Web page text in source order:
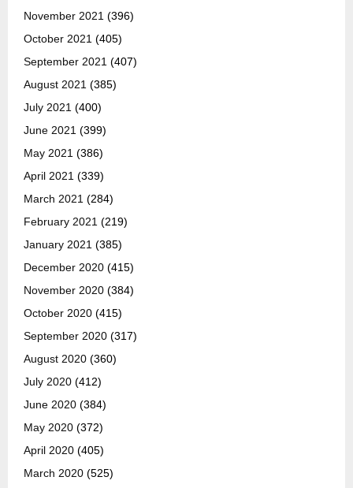
November 2021 (396)
October 2021 (405)
September 2021 (407)
August 2021 (385)
July 2021 (400)
June 2021 (399)
May 2021 (386)
April 2021 (339)
March 2021 (284)
February 2021 (219)
January 2021 (385)
December 2020 (415)
November 2020 (384)
October 2020 (415)
September 2020 (317)
August 2020 (360)
July 2020 (412)
June 2020 (384)
May 2020 (372)
April 2020 (405)
March 2020 (525)